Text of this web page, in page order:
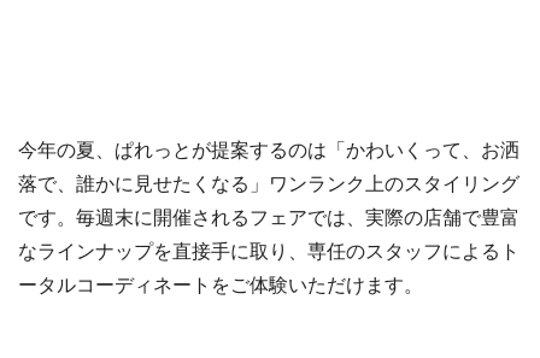
今年の夏、ぱれっとが提案するのは「かわいくって、お洒
落で、誰かに見せたくなる」ワンランク上のスタイリング
です。毎週末に開催されるフェアでは、実際の店舗で豊富
なラインナップを直接手に取り、専任のスタッフによるト
ータルコーディネートをご体験いただけます。